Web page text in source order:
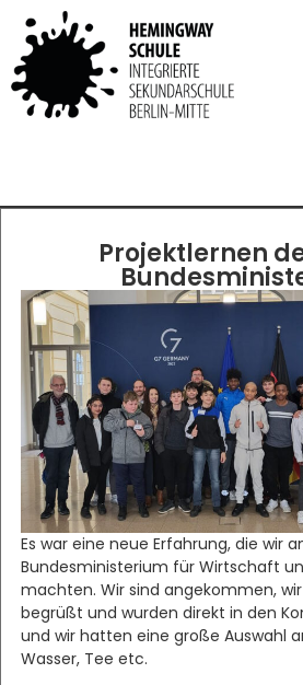
Projektlernen
Es war eine neue Erfahrung, die wir
Bundesministerium für Wirtschaft
machten. Wir sind angekommen,
begrüßt und wurden direkt in den
und wir hatten eine große Auswahl
Wasser, Tee etc.